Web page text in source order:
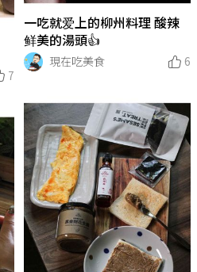
一吃就爱上的柳州料理 酸辣
鲜美的湯頭👍
現在吃美食
6
7